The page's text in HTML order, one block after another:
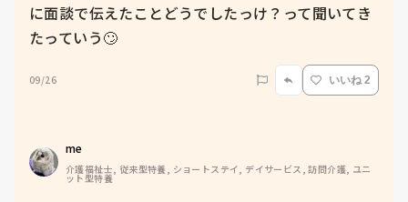
に面談で伝えたことどうでしたっけ？って聞いてき
たっていう🙄
09/26 いいね 2
me
介護福祉士, 従来型特養, ショートステイ, デイサービス, 訪問介護, ユニ
ット型特養